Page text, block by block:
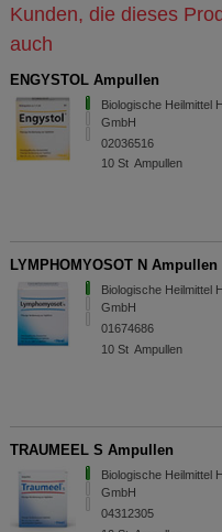
Kunden, die dieses
auch
ENGYSTOL Ampullen
Biologische Heilmittel
GmbH
02036516
10 St Ampullen
LYMPHOMYOSOT N Ampullen
Biologische Heilmittel
GmbH
01674686
10 St Ampullen
TRAUMEEL S Ampullen
Biologische Heilmittel
GmbH
04312305